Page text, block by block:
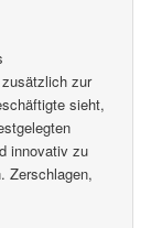
zur
sieht,
innovativ zu
Zerschlagen,